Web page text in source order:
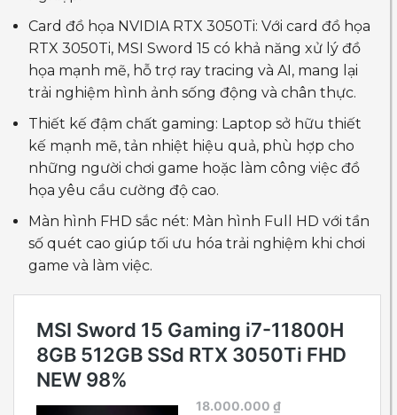
Card đồ họa NVIDIA RTX 3050Ti: Với card đồ họa
RTX 3050Ti, MSI Sword 15 có khả năng xử lý đồ
họa mạnh mẽ, hỗ trợ ray tracing và AI, mang lại
trải nghiệm hình ảnh sống động và chân thực.
Thiết kế đậm chất gaming: Laptop sở hữu thiết
kế mạnh mẽ, tản nhiệt hiệu quả, phù hợp cho
những người chơi game hoặc làm công việc đồ
họa yêu cầu cường độ cao.
Màn hình FHD sắc nét: Màn hình Full HD với tần
số quét cao giúp tối ưu hóa trải nghiệm khi chơi
game và làm việc.